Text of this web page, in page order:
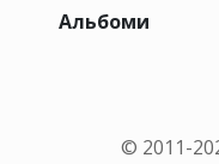
Альбоми
© 2011-